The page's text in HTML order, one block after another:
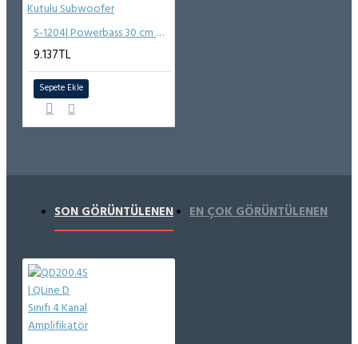
S-1204| Powerbass 30 cm Kutulu Subwoofer
9.137TL
Sepete Ekle
SON GÖRÜNTÜLENEN EN ÇOK GÖRÜNTÜLENEN